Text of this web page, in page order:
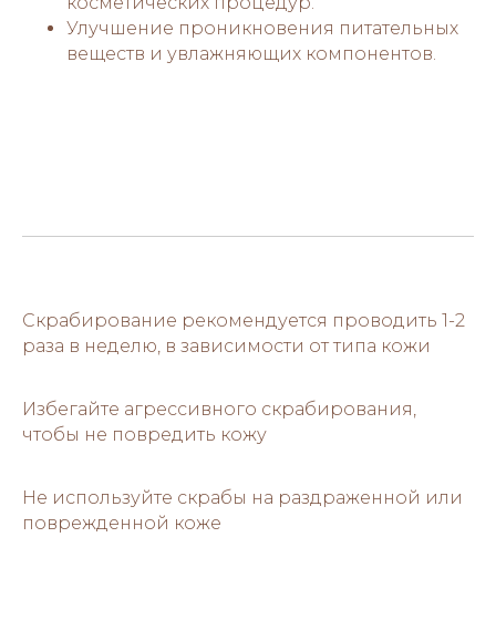
Улучшение проникновения питательных
веществ и увлажняющих компонентов.
Скрабирование рекомендуется проводить 1-2
раза в неделю, в зависимости от типа кожи
Избегайте агрессивного скрабирования,
чтобы не повредить кожу
Не используйте скрабы на раздраженной или
поврежденной коже